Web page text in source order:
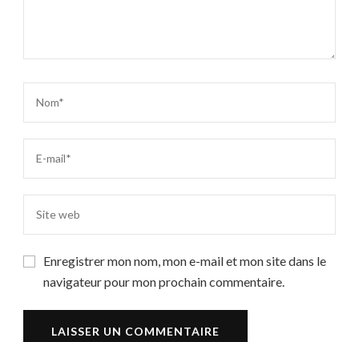
Enregistrer mon nom, mon e-mail et mon site dans le
navigateur pour mon prochain commentaire.